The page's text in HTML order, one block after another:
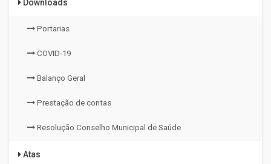
Downloads
Portarias
COVID-19
Balanço Geral
Prestação de contas
Resolução Conselho Municipal de Saúde
Atas